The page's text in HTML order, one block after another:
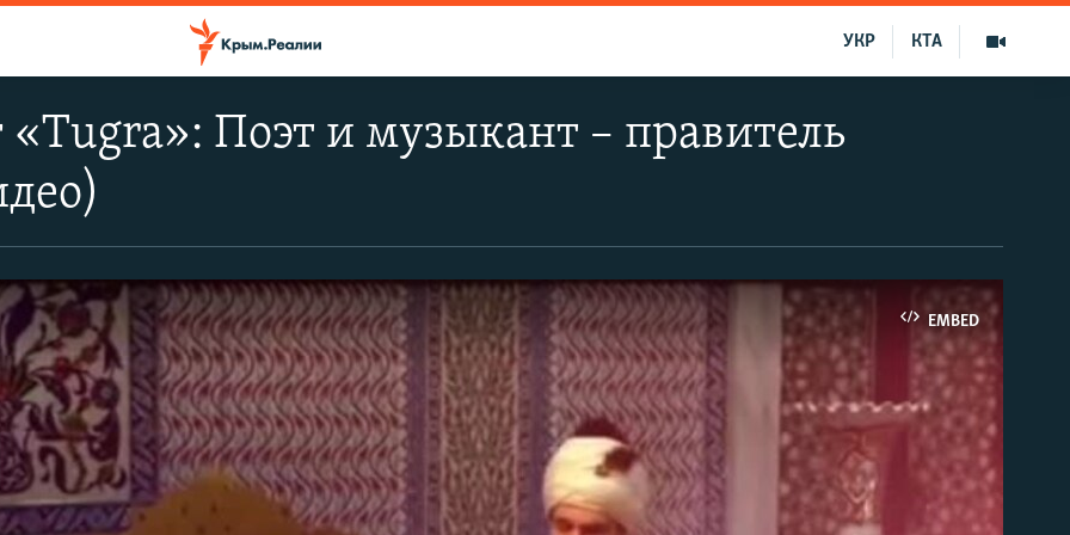
КТА
УКР
«Tugra»: Поэт и музыкант – правитель
EMBED